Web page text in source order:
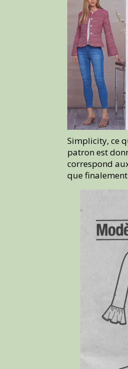
Simplicity, ce
patron est
correspond
que